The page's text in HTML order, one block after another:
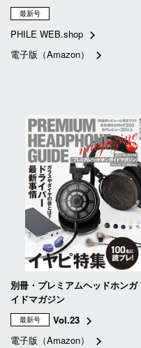
最新号
PHILE WEB.shop
電子版（Amazon）
別冊・プレミアムヘッドホンガ
イドマガジン
最新号
Vol.23
電子版（Amazon）